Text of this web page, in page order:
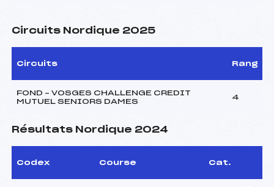
Circuits Nordique 2025
Circuits Rang
FOND – VOSGES CHALLENGE CREDIT
MUTUEL SENIORS DAMES
4
Résultats Nordique 2024
Codex Course Cat.